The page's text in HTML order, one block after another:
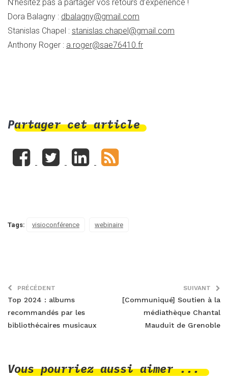
N’hésitez pas à partager vos retours d’expérience !
Dora Balagny : dbalagny@gmail.com
Stanislas Chapel : stanislas.chapel@gmail.com
Anthony Roger : a.roger@sae76410.fr
Partager cet article
Tags: visioconférence webinaire
PRÉCÉDENT
Top 2024 : albums
recommandés par les
bibliothécaires musicaux
SUIVANT
[Communiqué] Soutien à la
médiathèque Chantal
Mauduit de Grenoble
Vous pourriez aussi aimer ...